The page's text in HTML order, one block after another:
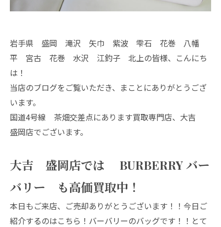
岩手県 盛岡 滝沢 矢巾 紫波 雫石 花巻 八幡
平 宮古 花巻 水沢 江釣子 北上の皆様、こんにち
は！
当店のブログをご覧いただき、まことにありがとうござ
います。
国道4号線 茶畑交差点にあります買取専門店、大吉
盛岡店でございます。
大吉 盛岡店では BURBERRY バー
バリー も高価買取中！
本日もご来店、ご売却ありがとうございます！！今日ご
紹介するのはこちら！バーバリーのバッグです！！とて